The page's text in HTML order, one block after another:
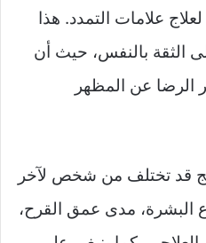
علامات التمدد. هذا
الثقة بالنفس، حيث أن
الرضا عن المظهر
قد تختلف من شخص لآخر
البشرة، مدى عمق القرح،